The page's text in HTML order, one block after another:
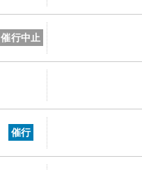
催行中止
催行